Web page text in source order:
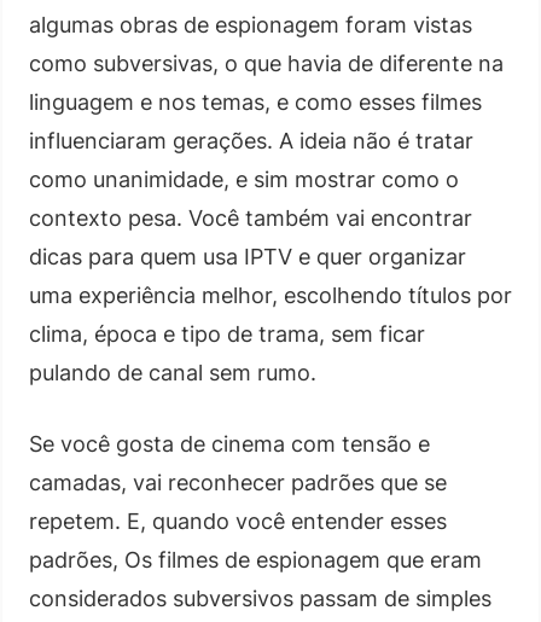
algumas obras de espionagem foram vistas
como subversivas, o que havia de diferente na
linguagem e nos temas, e como esses filmes
influenciaram gerações. A ideia não é tratar
como unanimidade, e sim mostrar como o
contexto pesa. Você também vai encontrar
dicas para quem usa IPTV e quer organizar
uma experiência melhor, escolhendo títulos por
clima, época e tipo de trama, sem ficar
pulando de canal sem rumo.
Se você gosta de cinema com tensão e
camadas, vai reconhecer padrões que se
repetem. E, quando você entender esses
padrões, Os filmes de espionagem que eram
considerados subversivos passam de simples